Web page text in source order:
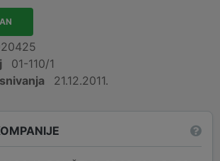
01-110/1
21.12.2011.